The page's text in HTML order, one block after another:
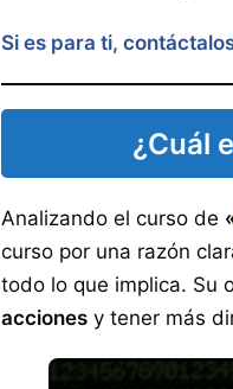
Si es para ti,
¿Cuál
Analizando el curso de
curso por una razón
todo lo que implica. Su
accionesy tener más